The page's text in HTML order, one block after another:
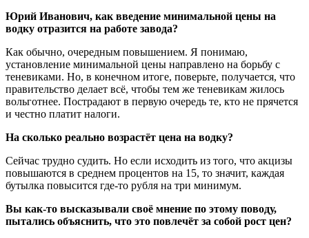
Юрий Иванович, как введение минимальной цены на
водку отразится на работе завода?
Как обычно, очередным повышением. Я понимаю,
установление минимальной цены направлено на борьбу с
теневиками. Но, в конечном итоге, поверьте, получается, что
правительство делает всё, чтобы тем же теневикам жилось
вольготнее. Пострадают в первую очередь те, кто не прячется
и честно платит налоги.
На сколько реально возрастёт цена на водку?
Сейчас трудно судить. Но если исходить из того, что акцизы
повышаются в среднем процентов на 15, то значит, каждая
бутылка повысится где-то рубля на три минимум.
Вы как-то высказывали своё мнение по этому поводу,
пытались объяснить, что это повлечёт за собой рост цен?